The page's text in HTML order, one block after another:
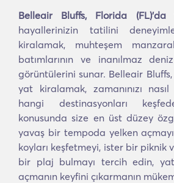
Belleair Bluffs, Florida (FL)'da
hayallerinizin tatilini
kiralamak, muhteşem
batımlarının ve inanılmaz
görüntülerini sunar. Belleair
yat kiralamak, zamanınızı
hangi destinasyonları
konusunda size en üst düzey
yavaş bir tempoda yelken
koyları keşfetmeyi, ister bir piknik
bir plaj bulmayı tercih edin,
açmanın keyfini çıkarmanın